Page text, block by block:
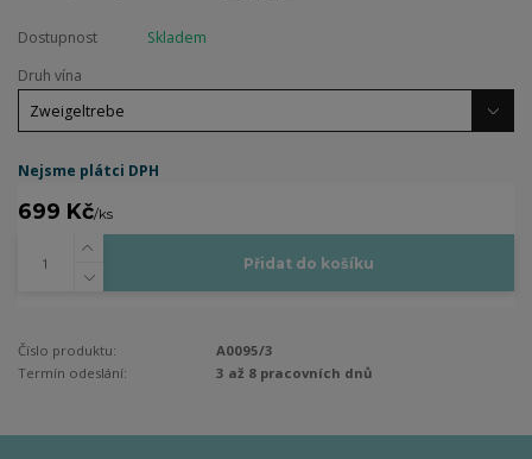
Dostupnost
Skladem
Druh vína
Nejsme plátci DPH
699 Kč/ks
Přidat do košíku
Číslo produktu:
A0095/3
Termín odeslání:
3 až 8 pracovních dnů